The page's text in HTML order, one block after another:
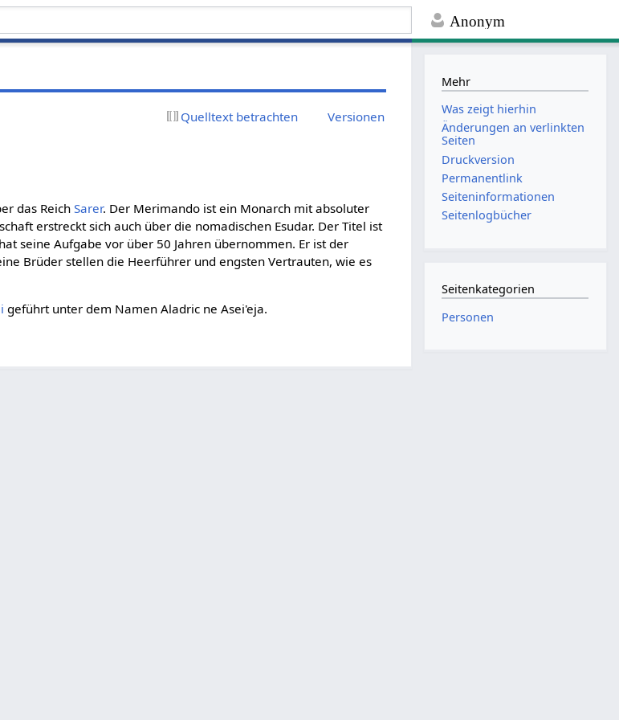
Anonym
Quelltext betrachten Versionen
das ReichSarer. Der Merimando ist ein Monarch mit absoluter
erstreckt sich auch über die nomadischen Esudar. Der Titel ist
seine Aufgabe vor über 50 Jahren übernommen. Er ist der
Brüder stellen die Heerführer und engsten Vertrauten, wie es
geführt unter dem Namen Aladric ne Asei'eja.
Mehr
Was zeigt hierhin
Änderungen an verlinkten
Seiten
Druckversion
Permanentlink
Seiten­informationen
Seitenlogbücher
Seitenkategorien
Personen